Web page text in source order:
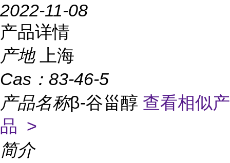
2022-11-08
产品详情
产地
上海
Cas： 83-46-5
产品名称β-谷甾醇 查看相似产
品 >
简介